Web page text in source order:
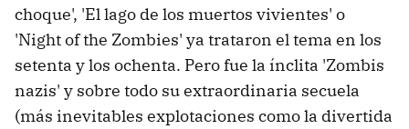
choque', 'El lago de los muertos vivientes' o
'Night of the Zombies' ya trataron el tema en los
setenta y los ochenta. Pero fue la ínclita 'Zombis
nazis' y sobre todo su extraordinaria secuela
(más inevitables explotaciones como la divertida